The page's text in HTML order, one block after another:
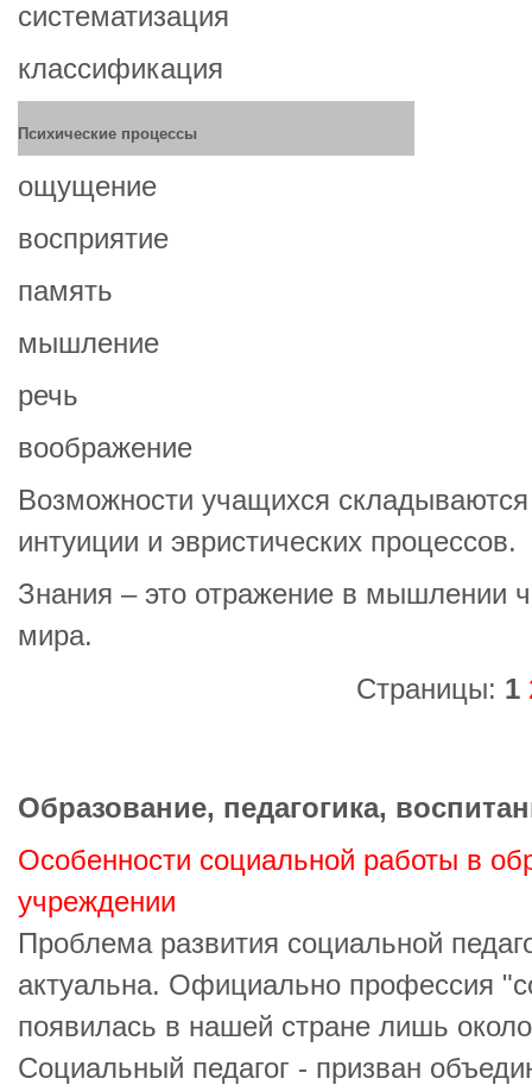
систематизация
классификация
Психические процессы
ощущение
восприятие
память
мышление
речь
воображение
Возможности учащихся
интуиции и эвристических процессов.
Знания – это отражение в мышлении
мира.
Страницы: 1
Образование, педагогика,
Особенности социальной работы в
учреждении
Проблема развития социальной
актуальна. Официально профессия
появилась в нашей стране лишь
Социальный педагог - призван